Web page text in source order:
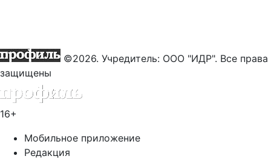
©2026. Учредитель: ООО "ИДР". Все права
защищены
16+
Мобильное приложение
Редакция